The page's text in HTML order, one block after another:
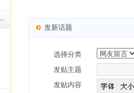
发新话题
选择分类
发贴主题
发贴内容